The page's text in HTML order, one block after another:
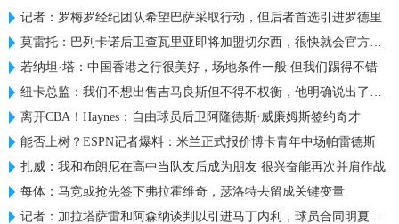
记者：罗梅罗经纪团队希望巴萨采取行动，但后者首选引进罗德里
莫雷托：巴列卡诺后卫查瓦里亚即将加盟切尔西，很快就会官方宣布
若纳坦·塔：中国香港之行很美好，场地条件一般 但我们踢得不错
纽卡总监：我们不想出售吉马良斯但不得不权衡，他明确说出了意愿
离开CBA！Haynes：自由球员后卫阿隆德斯·威廉姆斯签约奇才
能否上树？ESPN记者爆料：米兰正式报价博卡青年中场帕雷德斯
扎威：我和布朗尼在高中当队友后成为朋友 很兴奋能再次并肩作战
每体：马竞或抢先签下弗拉霍维奇，瑟洛特去留成关键变量
记者：加拉塔萨雷和阿森纳谈判以引进马丁内利，球员合同明夏到期